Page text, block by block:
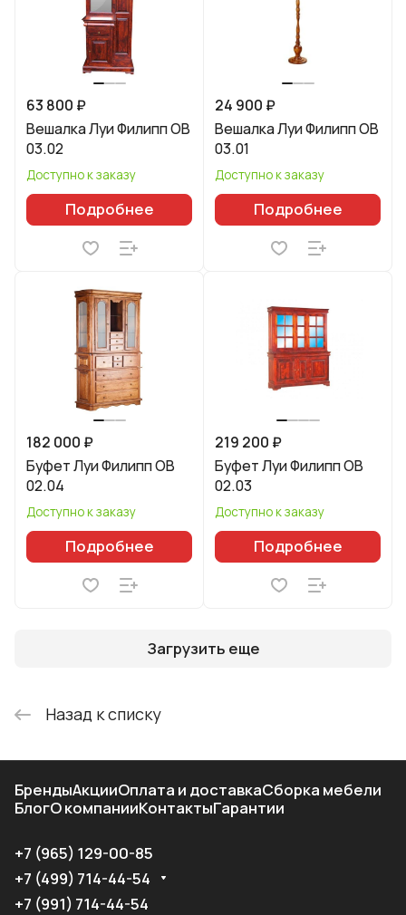
63 800 ₽
Вешалка Луи Филипп ОВ
03.02
Доступно к заказу
Подробнее
24 900 ₽
Вешалка Луи Филипп ОВ
03.01
Доступно к заказу
Подробнее
182 000 ₽
Буфет Луи Филипп ОВ
02.04
Доступно к заказу
Подробнее
219 200 ₽
Буфет Луи Филипп ОВ
02.03
Доступно к заказу
Подробнее
Загрузить еще
Назад к списку
БрендыАкцииОплата и доставкаСборка мебели
БлогО компанииКонтактыГарантии
+7 (965) 129-00-85
+7 (499) 714-44-54
+7 (991) 714-44-54